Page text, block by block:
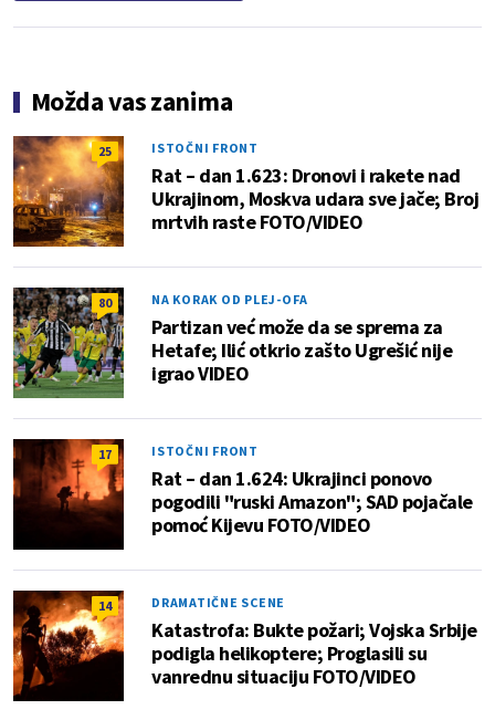
Možda vas zanima
25 ISTOČNI FRONT
Rat – dan 1.623: Dronovi i rakete nad
Ukrajinom, Moskva udara sve jače; Broj
mrtvih raste FOTO/VIDEO
80 NA KORAK OD PLEJ-OFA
Partizan već može da se sprema za
Hetafe; Ilić otkrio zašto Ugrešić nije
igrao VIDEO
17 ISTOČNI FRONT
Rat – dan 1.624: Ukrajinci ponovo
pogodili "ruski Amazon"; SAD pojačale
pomoć Kijevu FOTO/VIDEO
14 DRAMATIČNE SCENE
Katastrofa: Bukte požari; Vojska Srbije
podigla helikoptere; Proglasili su
vanrednu situaciju FOTO/VIDEO